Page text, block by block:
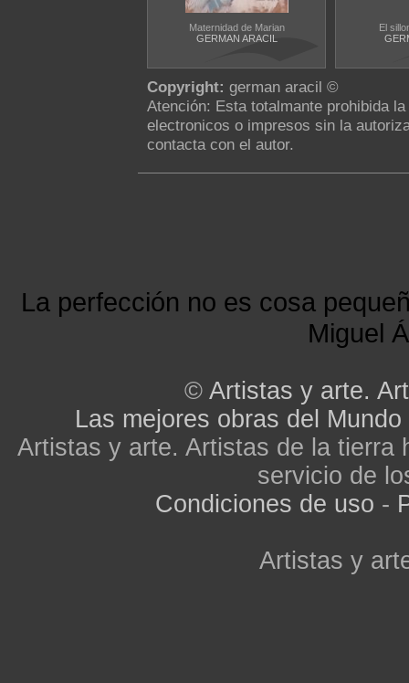
Maternidad de Marian
GERMAN ARACIL
El
Copyright: german aracil ©
Atención: Esta totalmante prohibida
electronicos o impresos sin la
contacta con el autor.
La perfección no es cosa
Miguel
© Artistas y arte.
Las mejores obras del Mundo
Artistas y arte. Artistas de la tierra
servicio de
Condiciones de uso -
Artistas y